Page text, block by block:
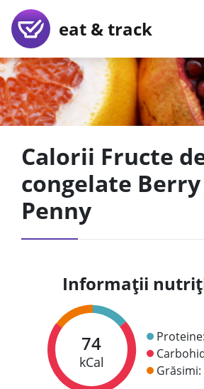
eat & track
Calorii Fructe
congelate
Penny
Informații
74
kCal
Proteine:
Grăsimi: